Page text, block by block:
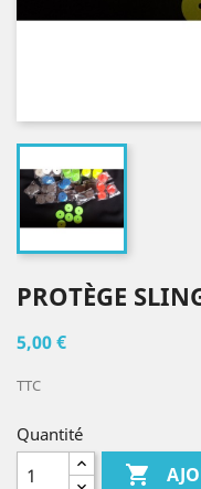
PROTÈGE
5,00 €
TTC
Quantité
